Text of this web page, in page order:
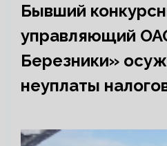
Бывший
управляющий
Березники»
неуплаты